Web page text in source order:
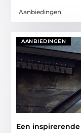
Aanbiedingen
AANBIEDINGEN
Een